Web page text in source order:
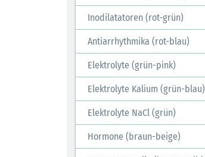
Inodilatatoren (rot-grün)
Antiarrhythmika (rot-blau)
Elektrolyte (grün-pink)
Elektrolyte Kalium (grün-blau)
Elektrolyte NaCl (grün)
Hormone (braun-beige)